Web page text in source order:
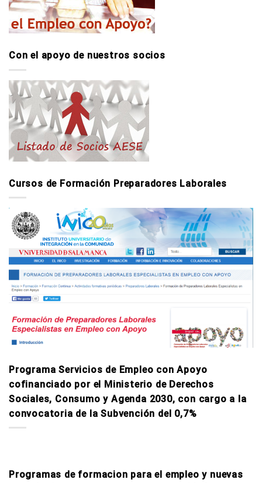
Con el apoyo de nuestros socios
Cursos de Formación Preparadores Laborales
Programa Servicios de Empleo con Apoyo
cofinanciado por el Ministerio de Derechos
Sociales, Consumo y Agenda 2030, con cargo a la
convocatoria de la Subvención del 0,7%
Programas de formacion para el empleo y nuevas